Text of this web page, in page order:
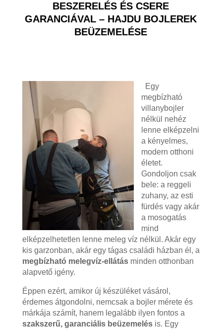
BESZERELÉS ÉS CSERE
GARANCIÁVAL – HAJDU BOJLEREK
BEÜZEMELÉSE
Egy
megbízható
villanybojler
nélkül nehéz
lenne elképzelni
a kényelmes,
modern otthoni
életet.
Gondoljon csak
bele: a reggeli
zuhany, az esti
fürdés vagy akár
a mosogatás
mind
elképzelhetetlen lenne meleg víz nélkül. Akár egy
kis garzonban, akár egy tágas családi házban él, a
megbízható melegvíz-ellátásminden otthonban
alapvető igény.
Éppen ezért, amikor új készüléket vásárol,
érdemes átgondolni, nemcsak a bojler mérete és
márkája számít, hanem legalább ilyen fontos a
szakszerű, garanciális beüzemelésis. Egy